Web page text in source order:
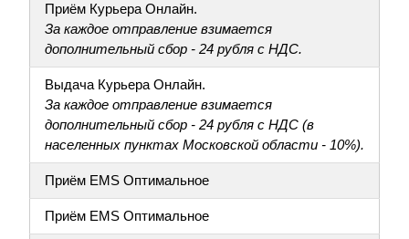
Приём Курьера Онлайн.
За каждое отправление взимается
дополнительный сбор - 24 рубля с НДС.
Выдача Курьера Онлайн.
За каждое отправление взимается
дополнительный сбор - 24 рубля с НДС (в
населенных пунктах Московской области - 10%).
Приём EMS Оптимальное
Приём EMS Оптимальное